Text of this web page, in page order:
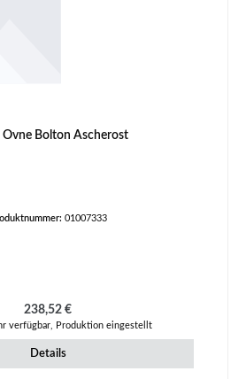
Ovne Bolton Ascherost
01007333
Regulärer Preis:
238,52 €
verfügbar, Produktion eingestellt
Details